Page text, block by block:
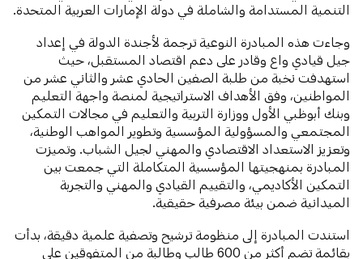
التنمية المستدامة والشاملة في دولة الإمارات العربية المتحدة.
وجاءت هذه المبادرة النوعية ترجمة لأجندة الدولة في إعداد
جيل قيادي واع وقادر على دعم اقتصاد المستقبل، حيث
استهدفت نخبة من طلبة الصفين الحادي عشر والثاني عشر من
المواطنين، وفق الأهداف الاستراتيجية لمنصة واجهة التعليم
وبنك أبوظبي الأول ووزارة التربية والتعليم في مجالات التمكين
المجتمعي والمسؤولية المؤسسية وتطوير المواهب الوطنية،
وتعزيز الاستعداد الاقتصادي والمهني لجيل الشباب. وتميزت
المبادرة بمنهجيتها المؤسسية المتكاملة التي جمعت بين
التمكين الأكاديمي، والتقييم القيادي والمهني والتجربة
الميدانية ضمن بيئة مصرفية حقيقية.
استندت المبادرة إلى منظومة ترشيح وتصفية علمية دقيقة، بدأت
بقائمة تضم أكثر من 600 طالب وطالبة من المتفوقين على